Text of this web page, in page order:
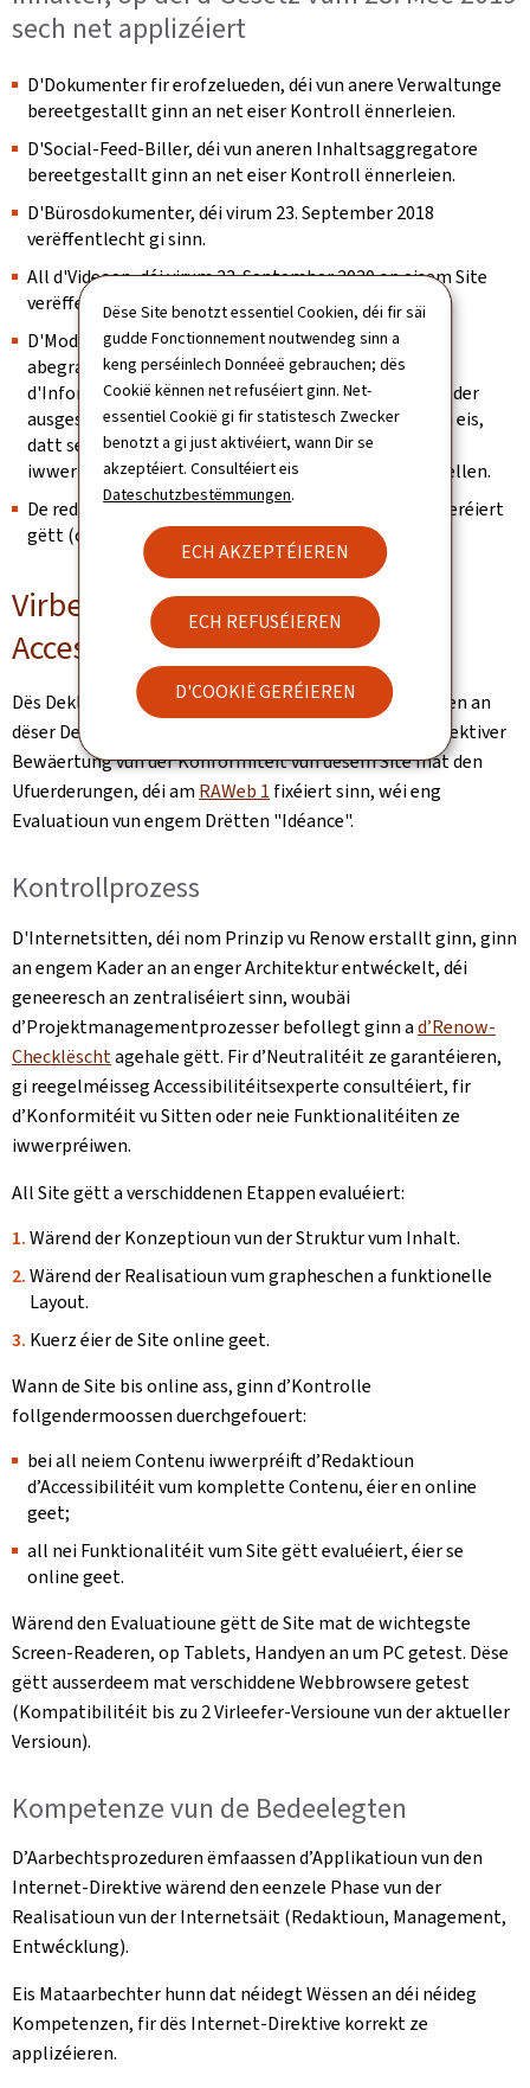
Dëse Site benotzt essentiel Cookien, déi fir säi
gudde Fonctionnement noutwendeg sinn a
keng perséinlech Donnéeë gebrauchen; dës
Cookië kënnen net refuséiert ginn. Net-
essentiel Cookië gi fir statistesch Zwecker
benotzt a gi just aktivéiert, wann Dir se
akzeptéiert. Consultéiert eis
Dateschutzbestëmmungen.
ECH AKZEPTÉIEREN
ECH REFUSÉIEREN
D'COOKIË GERÉIEREN
sech net applizéiert
D'Dokumenter fir erofzelueden, déi vun anere Verwaltunge
bereetgestallt ginn an net eiser Kontroll ënnerleien.
D'Social-Feed-Biller, déi vun aneren Inhaltsaggregatore
bereetgestallt ginn an net eiser Kontroll ënnerleien.
D'Bürosdokumenter, déi virum 23. September 2018
verëffentlecht gi sinn.
All d'Videoen, déi virum 23. September 2020 op eisem Site
verëffentlecht gi sinn.
D'Modüller mat den interaktive Kaarte sinn net mat
abegraff, wann et op der Säit eng Alternativ gëtt, fir
d'Informatioun vun der Kaart ze kréien (Presenz vun der
ausgeschriwwener Adress zum Beispill). Mir beméien eis,
datt se weiderhin identifizéiert kënne ginn, an
iwwerpréiwen, datt se keng Fal fir d'Tastatur duerstellen.
De redaktionellen Inhalt, deen als archivéiert consideréiert
gëtt (ouni Modifikatioun nom 23. September 2019).
Virbereedung vun dëser
Accessibilitéitsdeklaratioun
Dës Deklaratioun gouf de(n)3.1.2025erstallt. D'Angaben an
dëser Deklaratioun sinn exakt a baséieren op enger effektiver
Bewäertung vun der Konformitéit vun dësem Site mat den
Ufuerderungen, déi am RAWeb 1 fixéiert sinn, wéi eng
Evaluatioun vun engem Drëtten "Idéance".
Kontrollprozess
D'Internetsitten, déi nom Prinzip vu Renow erstallt ginn, ginn
an engem Kader an an enger Architektur entwéckelt, déi
geneeresch an zentraliséiert sinn, woubäi
d’Projektmanagementprozesser befollegt ginn ad’Renow-
Checklëschtagehale gëtt. Fir d’Neutralitéit ze garantéieren,
gi reegelméisseg Accessibilitéitsexperte consultéiert, fir
d’Konformitéit vu Sitten oder neie Funktionalitéiten ze
iwwerpréiwen.
All Site gëtt a verschiddenen Etappen evaluéiert:
Wärend der Konzeptioun vun der Struktur vum Inhalt.
Wärend der Realisatioun vum grapheschen a funktionelle
Layout.
Kuerz éier de Site online geet.
Wann de Site bis online ass, ginn d’Kontrolle
follgendermoossen duerchgefouert:
bei all neiem Contenu iwwerpréift d’Redaktioun
d’Accessibilitéit vum komplette Contenu, éier en online
geet;
all nei Funktionalitéit vum Site gëtt evaluéiert, éier se
online geet.
Wärend den Evaluatioune gëtt de Site mat de wichtegste
Screen-Readeren, op Tablets, Handyen an um PC getest. Dëse
gëtt ausserdeem mat verschiddene Webbrowsere getest
(Kompatibilitéit bis zu 2 Virleefer-Versioune vun der aktueller
Versioun).
Kompetenze vun de Bedeelegten
D’Aarbechtsprozeduren ëmfaassen d’Applikatioun vun den
Internet-Direktive wärend den eenzele Phase vun der
Realisatioun vun der Internetsäit (Redaktioun, Management,
Entwécklung).
Eis Mataarbechter hunn dat néidegt Wëssen an déi néideg
Kompetenzen, fir dës Internet-Direktive korrekt ze
applizéieren.